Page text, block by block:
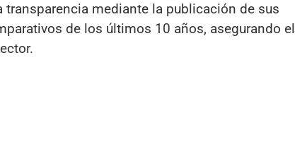
mediante la publicación de sus
de los últimos 10 años, asegurando el